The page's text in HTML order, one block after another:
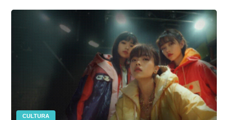
CULTURA